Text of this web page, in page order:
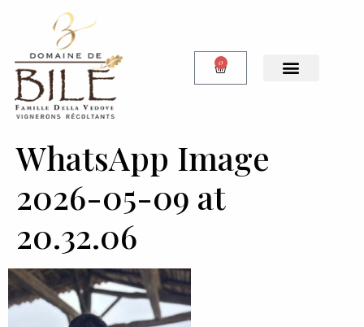
0
WhatsApp Image
2026-05-09 at
20.32.06